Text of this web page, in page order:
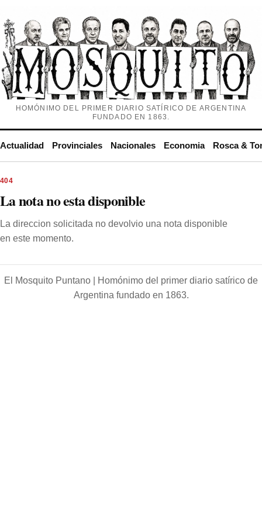
HOMÓNIMO DEL PRIMER DIARIO SATÍRICO DE ARGENTINA
FUNDADO EN 1863.
Actualidad Provinciales Nacionales Economia Rosca &
404
La nota no esta disponible
La direccion solicitada no devolvio una nota disponible
en este momento.
El Mosquito Puntano |
Homónimo del primer diario satírico de
Argentina fundado en 1863.